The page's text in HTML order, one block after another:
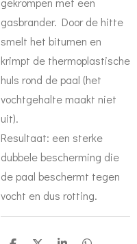
gasbrander. Door de hitte
smelt het bitumen en
krimpt de thermoplastische
huls rond de paal (het
vochtgehalte maakt niet
uit).
Resultaat: een sterke
dubbele bescherming die
de paal beschermt tegen
vocht en dus rotting.